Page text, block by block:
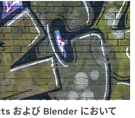
クリエイティブ アプリと、
および Blender において